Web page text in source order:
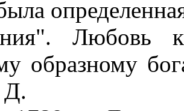
Любовь
образному
Д.